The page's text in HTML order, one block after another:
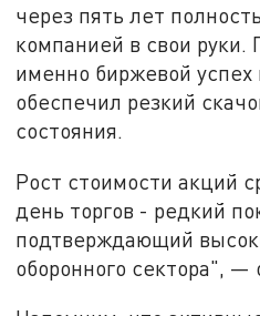
через пять лет
компанией в свои
именно биржевой успех
обеспечил резкий
состояния.
Рост стоимости акций
день торгов - редкий
подтверждающий
оборонного сектора", —